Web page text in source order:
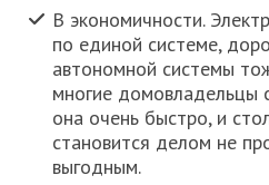
В экономичности.
по единой системе,
автономной системы
многие домовладельцы
она очень быстро, и
становится делом не
выгодным.